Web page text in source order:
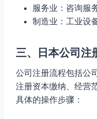
服务业：咨询服
制造业：工业设
三、日本公司注
公司注册流程包括公
注册资本缴纳、经营
具体的操作步骤：